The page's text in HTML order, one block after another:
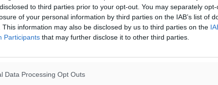
to third parties prior to your opt-out. You may separately
of your personal information by third parties on the IAB’s list of
This information may also be disclosed by us to third parties on the
Participants that may further disclose it to other third parties.
Data Processing Opt Outs
21.05.26, 13:33